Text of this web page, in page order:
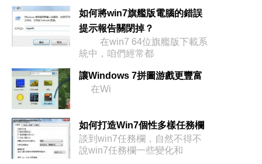
如何將win7旗艦版電腦的錯誤
提示報告關閉掉？
在win7 64位旗艦版下載系
統中，咱們經常都
讓Windows 7拼圖游戲更豐富
在Wi
如何打造Win7個性多樣任務欄
談到win7任務欄，自然不得不
說win7任務欄一些變化和